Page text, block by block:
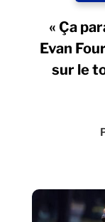
« Ça
Evan
sur le